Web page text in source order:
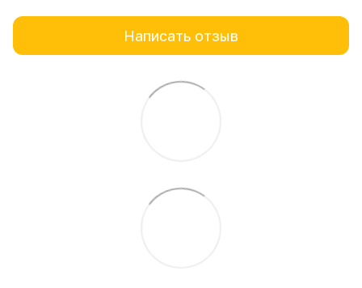
Написать отзыв